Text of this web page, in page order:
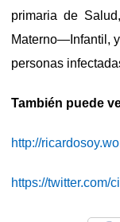
primaria de
Materno—Infantil,
personas
También puede
http://
https://twitter.com/